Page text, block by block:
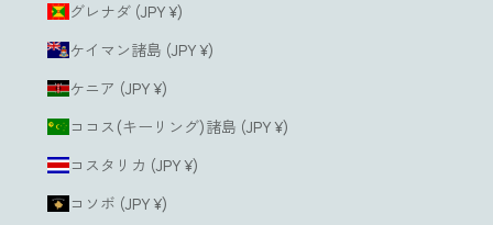
グレナダ (JPY ¥)
ケイマン諸島 (JPY ¥)
ケニア (JPY ¥)
ココス(キーリング)諸島 (JPY ¥)
コスタリカ (JPY ¥)
コソボ (JPY ¥)